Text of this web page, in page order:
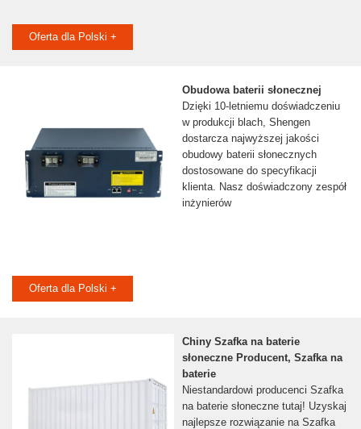
Oferta dla Polski +
Obudowa baterii słonecznej
Dzięki 10-letniemu doświadczeniu
w produkcji blach, Shengen
dostarcza najwyższej jakości
obudowy baterii słonecznych
dostosowane do specyfikacji
klienta. Nasz doświadczony zespół
inżynierów
Oferta dla Polski +
Chiny Szafka na baterie
słoneczne Producent, Szafka na
baterie
Niestandardowi producenci Szafka
na baterie słoneczne tutaj! Uzyskaj
najlepsze rozwiązanie na Szafka